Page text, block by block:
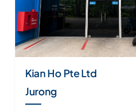
Kian Ho Pte Ltd
Jurong